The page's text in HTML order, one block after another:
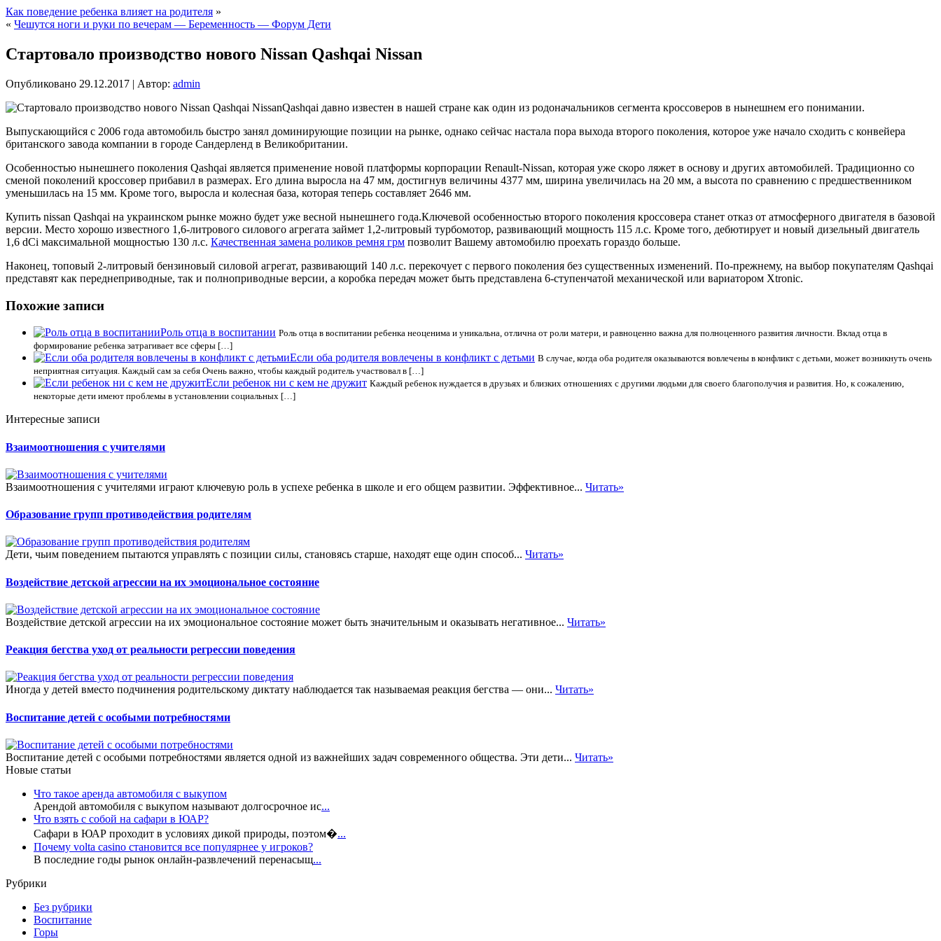
Как поведение ребенка влияет на родителя »
« Чешутся ноги и руки по вечерам — Беременность — Форум Дети
Стартовало производство нового Nissan Qashqai Nissan
Опубликовано 29.12.2017 | Автор: admin
Qashqai давно известен в нашей стране как один из родоначальников сегмента кроссоверов в нынешнем его понимании.
Выпускающийся с 2006 года автомобиль быстро занял доминирующие позиции на рынке, однако сейчас настала пора выхода второго поколения, которое уже начало сходить с конвейера
британского завода компании в городе Сандерленд в Великобритании.
Особенностью нынешнего поколения Qashqai является применение новой платформы корпорации Renault-Nissan, которая уже скоро ляжет в основу и других автомобилей. Традиционно со
сменой поколений кроссовер прибавил в размерах. Его длина выросла на 47 мм, достигнув величины 4377 мм, ширина увеличилась на 20 мм, а высота по сравнению с предшественником
уменьшилась на 15 мм. Кроме того, выросла и колесная база, которая теперь составляет 2646 мм.
Купить nissan Qashqai на украинском рынке можно будет уже весной нынешнего года.Ключевой особенностью второго поколения кроссовера станет отказ от атмосферного двигателя в базовой
версии. Место хорошо известного 1,6-литрового силового агрегата займет 1,2-литровый турбомотор, развивающий мощность 115 л.с. Кроме того, дебютирует и новый дизельный двигатель
1,6 dCi максимальной мощностью 130 л.с. Качественная замена роликов ремня грм позволит Вашему автомобилю проехать гораздо больше.
Наконец, топовый 2-литровый бензиновый силовой агрегат, развивающий 140 л.с. перекочует с первого поколения без существенных изменений. По-прежнему, на выбор покупателям Qashqai
представят как переднеприводные, так и полноприводные версии, а коробка передач может быть представлена 6-ступенчатой механической или вариатором Xtronic.
Похожие записи
Роль отца в воспитании Роль отца в воспитании ребенка неоценима и уникальна, отлична от роли матери, и равноценно важна для полноценного развития личности. Вклад отца в
формирование ребенка затрагивает все сферы […]
Если оба родителя вовлечены в конфликт с детьми В случае, когда оба родителя оказываются вовлечены в конфликт с детьми, может возникнуть очень
неприятная ситуация. Каждый сам за себя Очень важно, чтобы каждый родитель участвовал в […]
Если ребенок ни с кем не дружит Каждый ребенок нуждается в друзьях и близких отношениях с другими людьми для своего благополучия и развития. Но, к сожалению,
некоторые дети имеют проблемы в установлении социальных […]
Интересные записи
Взаимоотношения с учителями
Взаимоотношения с учителями играют ключевую роль в успехе ребенка в школе и его общем развитии. Эффективное... Читать»
Образование групп противодействия родителям
Дети, чьим поведением пытаются управлять с позиции силы, становясь старше, находят еще один способ... Читать»
Воздействие детской агрессии на их эмоциональное состояние
Воздействие детской агрессии на их эмоциональное состояние может быть значительным и оказывать негативное... Читать»
Реакция бегства уход от реальности регрессии поведения
Иногда у детей вместо подчинения родительскому диктату наблюдается так называемая реакция бегства — они... Читать»
Воспитание детей с особыми потребностями
Воспитание детей с особыми потребностями является одной из важнейших задач современного общества. Эти дети... Читать»
Новые статьи
Что такое аренда автомобиля с выкупом
Арендой автомобиля с выкупом называют долгосрочное ис...
Что взять с собой на сафари в ЮАР?
Сафари в ЮАР проходит в условиях дикой природы, поэтом�...
Почему volta casino становится все популярнее у игроков?
В последние годы рынок онлайн-развлечений перенасыщ...
Рубрики
Без рубрики
Воспитание
Горы